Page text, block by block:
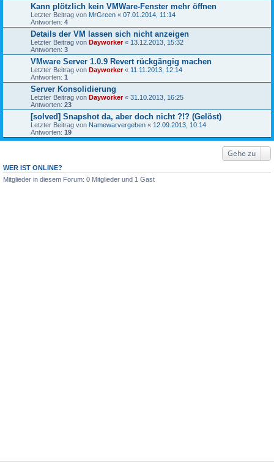
Kann plötzlich kein VMWare-Fenster mehr öffnen
Letzter Beitrag von MrGreen « 07.01.2014, 11:14
Antworten: 4
Details der VM lassen sich nicht anzeigen
Letzter Beitrag von Dayworker« 13.12.2013, 15:32
Antworten: 3
VMware Server 1.0.9 Revert rückgängig machen
Letzter Beitrag von Dayworker« 11.11.2013, 12:14
Antworten: 1
Server Konsolidierung
Letzter Beitrag von Dayworker« 31.10.2013, 16:25
Antworten: 23
[solved] Snapshot da, aber doch nicht ?!? (Gelöst)
Letzter Beitrag von Namewarvergeben « 12.09.2013, 10:14
Antworten: 19
Gehe zu
WER IST ONLINE?
Mitglieder in diesem Forum: 0 Mitglieder und 1 Gast